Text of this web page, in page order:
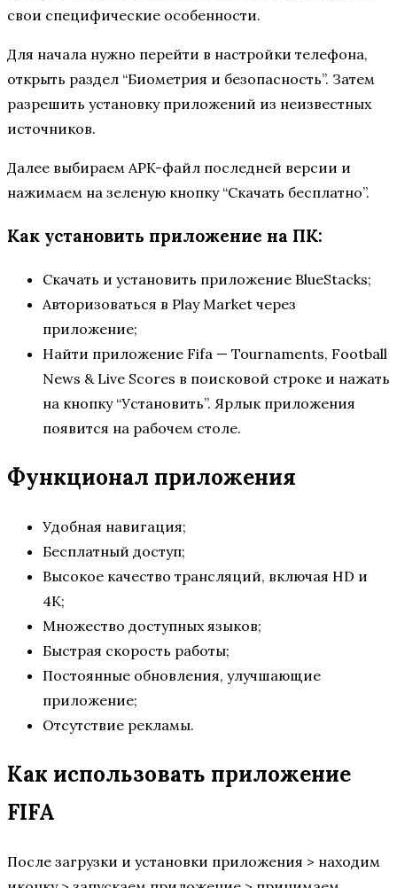
свои специфические особенности.
Для начала нужно перейти в настройки телефона,
открыть раздел “Биометрия и безопасность”. Затем
разрешить установку приложений из неизвестных
источников.
Далее выбираем APK-файл последней версии и
нажимаем на зеленую кнопку “Скачать бесплатно”.
Как установить приложение на ПК:
Скачать и установить приложение BlueStacks;
Авторизоваться в Play Market через
приложение;
Найти приложение Fifa — Tournaments, Football
News & Live Scores в поисковой строке и нажать
на кнопку “Установить”. Ярлык приложения
появится на рабочем столе.
Функционал приложения
Удобная навигация;
Бесплатный доступ;
Высокое качество трансляций, включая HD и
4K;
Множество доступных языков;
Быстрая скорость работы;
Постоянные обновления, улучшающие
приложение;
Отсутствие рекламы.
Как использовать приложение
FIFA
После загрузки и установки приложения > находим